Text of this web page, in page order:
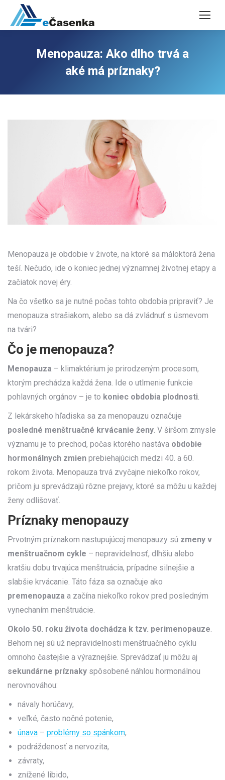
Menopauza: Ako dlho trvá a
aké má príznaky?
Menopauza je obdobie v živote, na ktoré sa máloktorá žena
teší. Nečudo, ide o koniec jednej významnej životnej etapy a
začiatok novej éry.
Na čo všetko sa je nutné počas tohto obdobia pripraviť? Je
menopauza strašiakom, alebo sa dá zvládnuť s úsmevom
na tvári?
Čo je menopauza?
Menopauza – klimaktérium je prirodzeným procesom,
ktorým prechádza každá žena. Ide o utlmenie funkcie
pohlavných orgánov – je to koniec obdobia plodnosti.
Z lekárskeho hľadiska sa za menopauzu označuje
posledné menštruačné krvácanie ženy. V širšom zmysle
významu je to prechod, počas ktorého nastáva obdobie
hormonálnych zmien prebiehajúcich medzi 40. a 60.
rokom života. Menopauza trvá zvyčajne niekoľko rokov,
pričom ju sprevádzajú rôzne prejavy, ktoré sa môžu u každej
ženy odlišovať.
Príznaky menopauzy
Prvotným príznakom nastupujúcej menopauzy sú zmeny v
menštruačnom cykle – nepravidelnosť, dlhšiu alebo
kratšiu dobu trvajúca menštruácia, prípadne silnejšie a
slabšie krvácanie. Táto fáza sa označuje ako
premenopauza a začína niekoľko rokov pred posledným
vynechaním menštruácie.
Okolo 50. roku života dochádza k tzv. perimenopauze.
Behom nej sú už nepravidelnosti menštruačného cyklu
omnoho častejšie a výraznejšie. Sprevádzať ju môžu aj
sekundárne príznaky spôsobené náhlou hormonálnou
nerovnováhou:
návaly horúčavy,
veľké, často nočné potenie,
únava – problémy so spánkom,
podráždenosť a nervozita,
závraty,
znížené libido,